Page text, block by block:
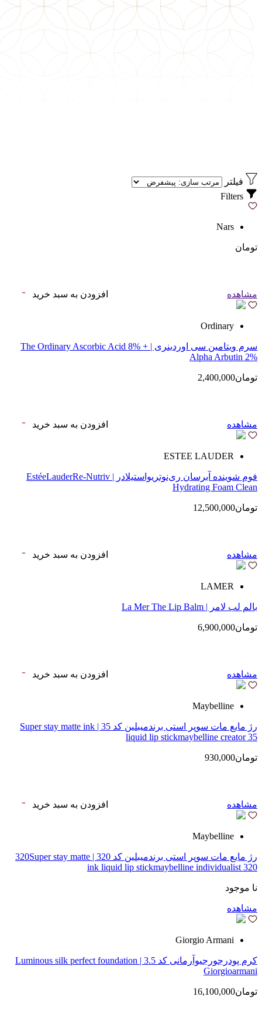
فیلتر
Nars
تومان
مشاهده افزودن به سبد خرید
Ordinary
سرم ویتامین سی اوردینری | The Ordinary Ascorbic Acid 8% +
Alpha Arbutin 2%
تومان2,400,000
مشاهده افزودن به سبد خرید
ESTEE LAUDER
فوم شوینده آبرسان ری‌نوتریواستیلادر | EstéeLauderRe-Nutriv
Hydrating Foam Clean
تومان12,500,000
مشاهده افزودن به سبد خرید
LAMER
بالم لب لامر | La Mer The Lip Balm
تومان6,900,000
مشاهده افزودن به سبد خرید
Maybelline
رژ مایع مات سوپر استی‌ برندمیبلین کد 35 | Super stay matte ink
liquid lip stickmaybelline creator 35
تومان930,000
مشاهده افزودن به سبد خرید
Maybelline
رژ مایع مات سوپر استی‌ برندمیبلین کد 320 | 320Super stay matte
ink liquid lip stickmaybelline individualist 320
نا موجود
مشاهده
Giorgio Armani
کرم پودرجورجیوآرمانی کد 3.5 | Luminous silk perfect foundation
Giorgioarmani
تومان16,100,000